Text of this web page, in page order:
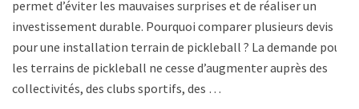
permet d’éviter les mauvaises surprises et de réaliser un
investissement durable. Pourquoi comparer plusieurs devis
pour une installation terrain de pickleball ? La demande pour
les terrains de pickleball ne cesse d’augmenter auprès des
collectivités, des clubs sportifs, des …